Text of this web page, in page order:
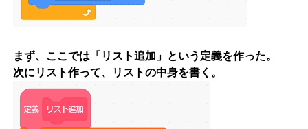
まず、ここでは「リスト追加」という定義を作った。
次にリスト作って、リストの中身を書く。